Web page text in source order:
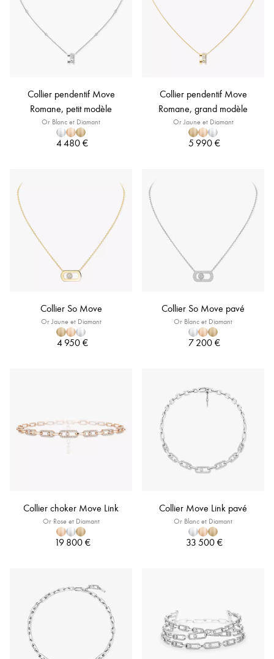
Collier pendentif Move
Romane, petit modèle
Or Blanc et Diamant
4 480 €
Collier pendentif Move
Romane, grand modèle
Or Jaune et Diamant
5 990 €
Collier So Move
Or Jaune et Diamant
4 950 €
Collier So Move pavé
Or Blanc et Diamant
7 200 €
Collier choker Move Link
Or Rose et Diamant
19 800 €
Collier Move Link pavé
Or Blanc et Diamant
33 500 €